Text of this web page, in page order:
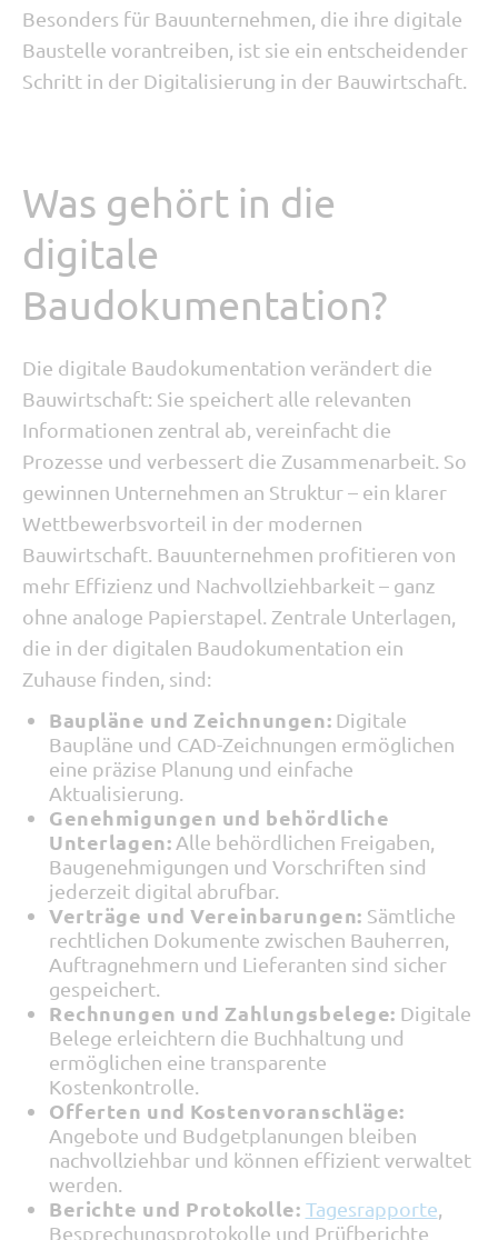
Besonders für Bauunternehmen, die ihre digitale
Baustelle vorantreiben, ist sie ein entscheidender
Schritt in der Digitalisierung in der Bauwirtschaft.
Was gehört in die
digitale
Baudokumentation?
Die digitale Baudokumentation verändert die
Bauwirtschaft: Sie speichert alle relevanten
Informationen zentral ab, vereinfacht die
Prozesse und verbessert die Zusammenarbeit. So
gewinnen Unternehmen an Struktur – ein klarer
Wettbewerbsvorteil in der modernen
Bauwirtschaft. Bauunternehmen profitieren von
mehr Effizienz und Nachvollziehbarkeit – ganz
ohne analoge Papierstapel. Zentrale Unterlagen,
die in der digitalen Baudokumentation ein
Zuhause finden, sind:
Baupläne und Zeichnungen: Digitale
Baupläne und CAD-Zeichnungen ermöglichen
eine präzise Planung und einfache
Aktualisierung.
Genehmigungen und behördliche
Unterlagen: Alle behördlichen Freigaben,
Baugenehmigungen und Vorschriften sind
jederzeit digital abrufbar.
Verträge und Vereinbarungen: Sämtliche
rechtlichen Dokumente zwischen Bauherren,
Auftragnehmern und Lieferanten sind sicher
gespeichert.
Rechnungen und Zahlungsbelege: Digitale
Belege erleichtern die Buchhaltung und
ermöglichen eine transparente
Kostenkontrolle.
Offerten und Kostenvoranschläge:
Angebote und Budgetplanungen bleiben
nachvollziehbar und können effizient verwaltet
werden.
Berichte und Protokolle: Tagesrapporte
Besprechungsprotokolle und Prüfberichte